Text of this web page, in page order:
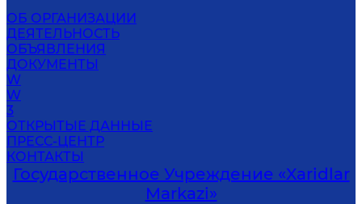
ОБ ОРГАНИЗАЦИИ
ДЕЯТЕЛЬНОСТЬ
ОБЪЯВЛЕНИЯ
ДОКУМЕНТЫ
W
W
3
ОТКРЫТЫЕ ДАННЫЕ
ПРЕСС-ЦЕНТР
КОНТАКТЫ
Государственное Учреждение «Xaridlar
Markazi»